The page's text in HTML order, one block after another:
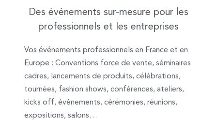
Des événements sur-mesure pour les
professionnels et les entreprises
Vos événements professionnels en France et en
Europe : Conventions force de vente, séminaires
cadres, lancements de produits, célébrations,
tournées, fashion shows, conférences, ateliers,
kicks off, événements, cérémonies, réunions,
expositions, salons…